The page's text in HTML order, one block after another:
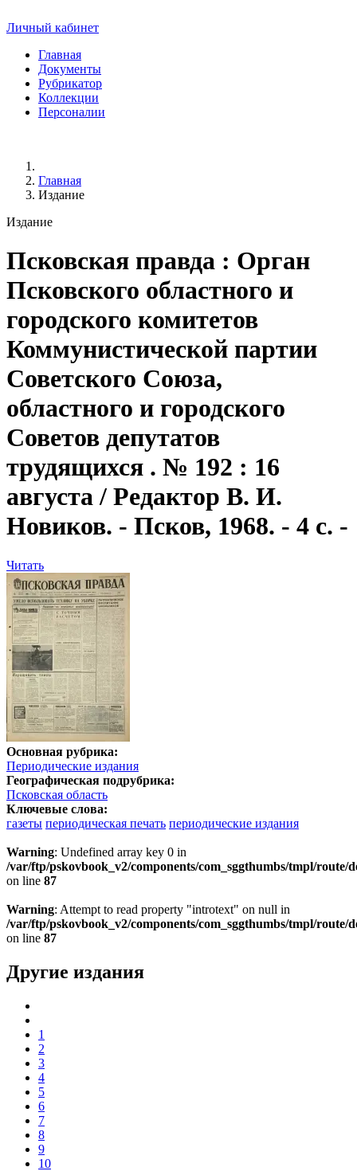
Личный кабинет
Главная
Документы
Рубрикатор
Коллекции
Персоналии
Главная
Издание
Издание
Псковская правда : Орган
Псковского областного и
городского комитетов
Коммунистической партии
Советского Союза,
областного и городского
Советов депутатов
трудящихся . № 192 : 16
августа / Редактор В. И.
Новиков. - Псков, 1968. - 4 с. -
Читать
Основная рубрика:
Периодические издания
Географическая подрубрика:
Псковская область
Ключевые слова:
газеты периодическая печать периодические издания
Warning: Undefined array key 0 in
/var/ftp/pskovbook_v2/components/com_sggthumbs/tmpl/route/
on line 87
Warning: Attempt to read property "introtext" on null in
/var/ftp/pskovbook_v2/components/com_sggthumbs/tmpl/route/
on line 87
Другие издания
1
2
3
4
5
6
7
8
9
10